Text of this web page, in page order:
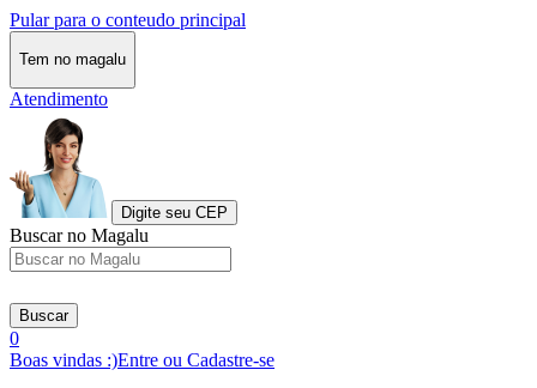
Pular para o conteudo principal
Tem no magalu
Atendimento
Digite seu CEP
Buscar no Magalu
Buscar
0
Boas vindas :)Entre ou Cadastre-se